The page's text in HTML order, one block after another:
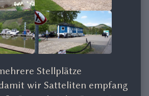
Stellplätze
wir Satteliten empfang